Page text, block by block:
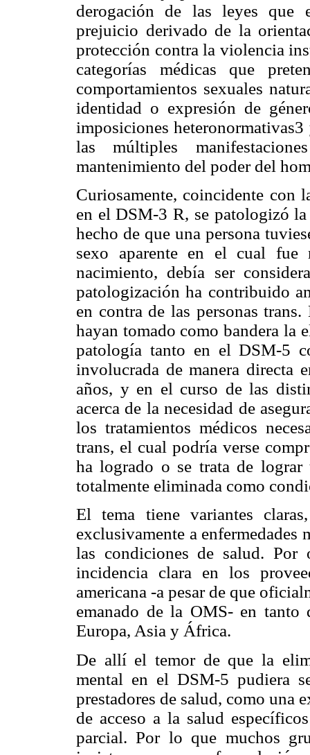
derogación de las leyes que
prejuicio derivado de la
protección contra la violencia
categorías médicas que
comportamientos sexuales
identidad o expresión de
imposiciones
las múltiples
mantenimiento del poder del
Curiosamente, coincidente con
en el DSM-3 R, se patologizó
hecho de que una persona
sexo aparente en el cual fue
nacimiento, debía ser
patologización ha contribuido
en contra de las personas
hayan tomado como bandera la
patología tanto en el DSM-5
involucrada de manera directa
años, y en el curso de las
acerca de la necesidad de
los tratamientos médicos
trans, el cual podría verse
ha logrado o se trata de lograr
totalmente eliminada como
El tema tiene variantes
exclusivamente a enfermedades
las condiciones de salud. Por
incidencia clara en los
americana -a pesar de que
emanado de la OMS- en tanto
Europa, Asia y África.
De allí el temor de que la
mental en el DSM-5 pudiera
prestadores de salud, como una
de acceso a la salud
parcial. Por lo que muchos